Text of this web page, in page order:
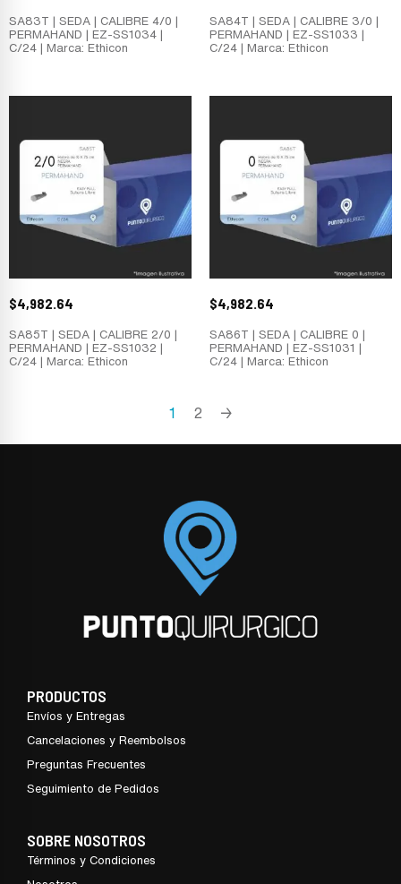
SA83T | SEDA | CALIBRE 4/0 |
PERMAHAND | EZ-SS1034 |
C/24 | Marca: Ethicon
SA84T | SEDA | CALIBRE 3/0 |
PERMAHAND | EZ-SS1033 |
C/24 | Marca: Ethicon
$4,982.64
SA85T | SEDA | CALIBRE 2/0 |
PERMAHAND | EZ-SS1032 |
C/24 | Marca: Ethicon
$4,982.64
SA86T | SEDA | CALIBRE 0 |
PERMAHAND | EZ-SS1031 |
C/24 | Marca: Ethicon
1 2 →
PRODUCTOS
Envíos y Entregas
Cancelaciones y Reembolsos
Preguntas Frecuentes
Seguimiento de Pedidos
SOBRE NOSOTROS
Términos y Condiciones